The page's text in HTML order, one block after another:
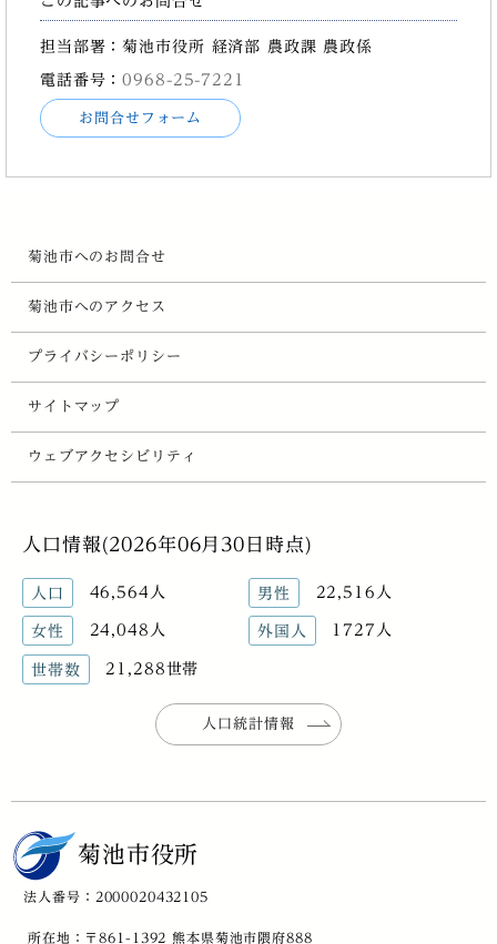
担当部署：菊池市役所 経済部 農政課 農政係
電話番号：0968-25-7221
お問合せフォーム
菊池市へのお問合せ
菊池市へのアクセス
プライバシーポリシー
サイトマップ
ウェブアクセシビリティ
人口情報(2026年06月30日時点)
人口 46,564人 男性 22,516人
女性 24,048人 外国人 1727人
世帯数 21,288世帯
人口統計情報
菊池市役所
法人番号：2000020432105
所在地：〒861-1392 熊本県菊池市隈府888